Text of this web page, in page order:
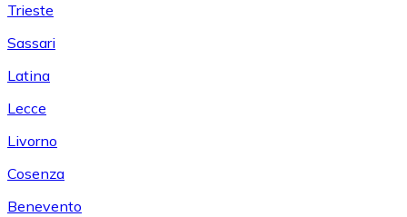
Trieste
Sassari
Latina
Lecce
Livorno
Cosenza
Benevento